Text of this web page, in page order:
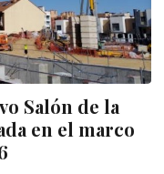
Salón de la
en el marco